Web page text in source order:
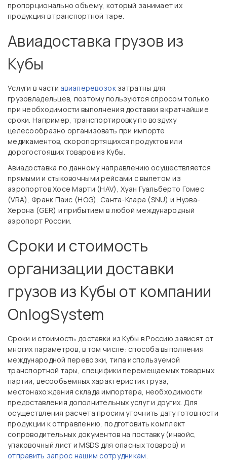
пропорционально объему, который занимает их
продукция в транспортной таре.
Авиадоставка грузов из
Кубы
Услуги в части авиаперевозокзатратны для
грузовладельцев, поэтому пользуются спросом только
при необходимости выполнения доставки в кратчайшие
сроки. Например, транспортировку по воздуху
целесообразно организовать при импорте
медикаментов, скоропортящихся продуктов или
дорогостоящих товаров из Кубы.
Авиадоставка по данному направлению осуществляется
прямыми и стыковочными рейсами с вылетом из
аэропортов Хосе Марти (HAV), Хуан Гуальберто Гомес
(VRA), Франк Паис (HOG), Санта-Клара (SNU) и Нуэва-
Херона (GER) и прибытием в любой международный
аэропорт России.
Сроки и стоимость
организации доставки
грузов из Кубы от компании
OnlogSystem
Сроки и стоимость доставки из Кубы в Россию зависят от
многих параметров, в том числе: способа выполнения
международной перевозки, типа используемой
транспортной тары, специфики перемещаемых товарных
партий, весообъемных характеристик груза,
местонахождения склада импортера, необходимости
предоставления дополнительных услуг и других. Для
осуществления расчета просим уточнить дату готовности
продукции к отправлению, подготовить комплект
сопроводительных документов на поставку (инвойс,
упаковочный лист и MSDS для опасных товаров) и
отправить запрос нашим сотрудникам.